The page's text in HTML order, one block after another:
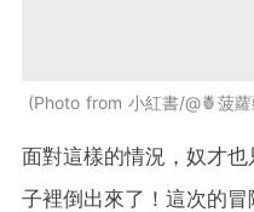
Photo from 小紅書/@🍍菠蘿
面對這樣的情況，奴才
子裡倒出來了！這次的冒